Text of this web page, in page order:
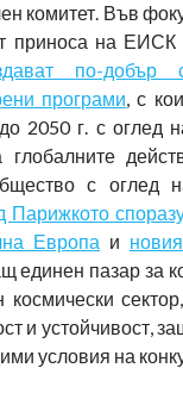
комитет. Във
приноса на ЕИСК
по-добър
програми , с
2050 г. с оглед
глобалните
с оглед
Парижкото
Европа и
единен пазар за
космически
и устойчивост,
условия на